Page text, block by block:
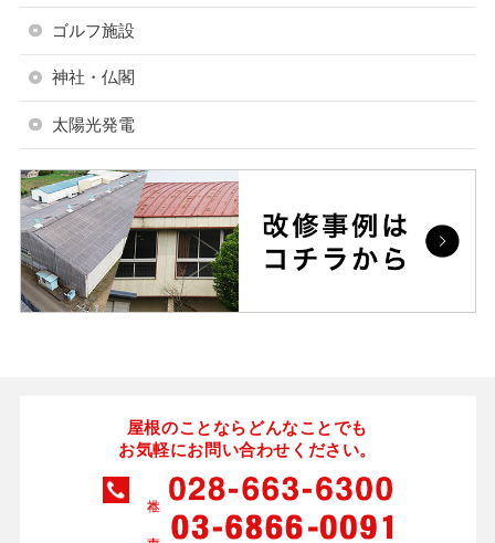
ゴルフ施設
神社・仏閣
太陽光発電
屋根のことならどんなことでも
お気軽にお問い合わせください。